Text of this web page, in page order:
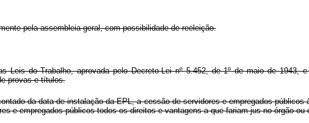
pela assembleia geral, com possibilidade de reeleição.
Leis do Trabalho, aprovada pelo Decreto-Lei nº5.452, de 1ºde maio de 1943, e
provas e títulos.
da data de instalação da EPL, a cessão de servidores e empregados públicos
e empregados públicos todos os direitos e vantagens a que fariam jus no órgão ou